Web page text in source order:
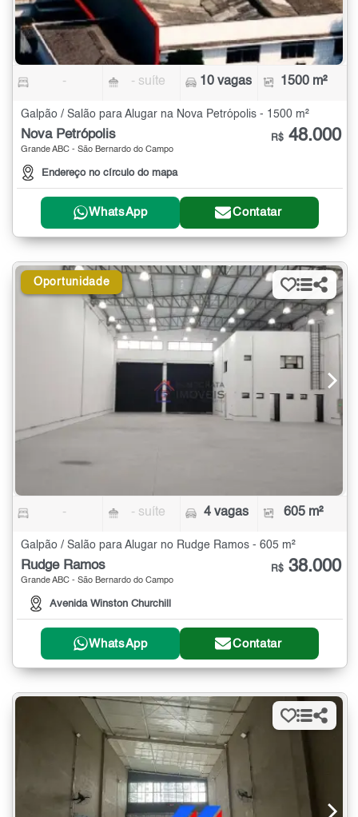
- - suíte 10 vagas 1500 m²
Galpão / Salão para Alugar na Nova Petrópolis - 1500 m²
Nova Petrópolis
Grande ABC - São Bernardo do Campo
Endereço no círculo do mapa
R$ 48.000
WhatsApp Contatar
Oportunidade
- - suíte 4 vagas 605 m²
Galpão / Salão para Alugar no Rudge Ramos - 605 m²
Rudge Ramos
Grande ABC - São Bernardo do Campo
Avenida Winston Churchill
R$ 38.000
WhatsApp Contatar